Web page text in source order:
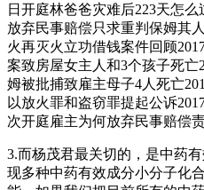
日开庭林爸爸灾难后223天怎么过
放弃民事赔偿只求重判保姆其人
火再灭火立功借钱案件回顾
案致房屋女主人和3个孩子死亡
姆被批捕致雇主母子4人死亡
以放火罪和盗窃罪提起公诉
次开庭雇主为何放弃民事赔偿责
3.而杨茂君最关切的，是中药有
现多种中药有效成分小分子化